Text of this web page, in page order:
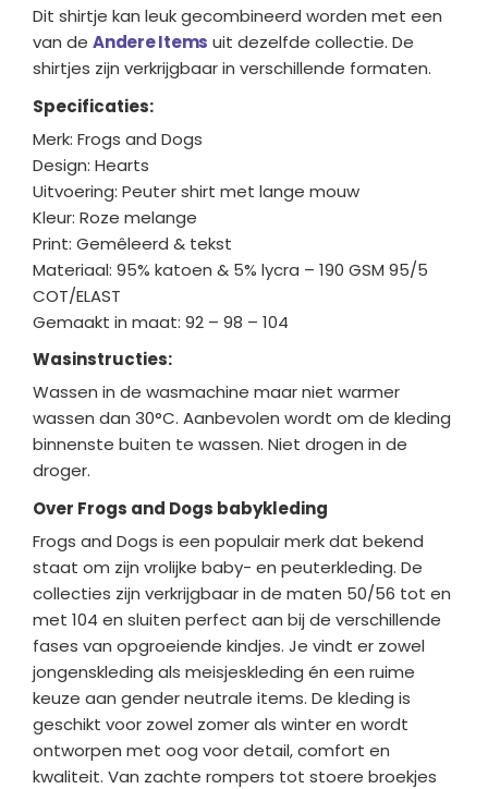
Dit shirtje kan leuk gecombineerd worden met een
van de Andere Items uit dezelfde collectie. De
shirtjes zijn verkrijgbaar in verschillende formaten.
Specificaties:
Merk: Frogs and Dogs
Design: Hearts
Uitvoering: Peuter shirt met lange mouw
Kleur: Roze melange
Print: Gemêleerd & tekst
Materiaal: 95% katoen & 5% lycra – 190 GSM 95/5
COT/ELAST
Gemaakt in maat: 92 – 98 – 104
Wasinstructies:
Wassen in de wasmachine maar niet warmer
wassen dan 30°C. Aanbevolen wordt om de kleding
binnenste buiten te wassen. Niet drogen in de
droger.
Over Frogs and Dogs babykleding
Frogs and Dogs is een populair merk dat bekend
staat om zijn vrolijke baby- en peuterkleding. De
collecties zijn verkrijgbaar in de maten 50/56 tot en
met 104 en sluiten perfect aan bij de verschillende
fases van opgroeiende kindjes. Je vindt er zowel
jongenskleding als meisjeskleding én een ruime
keuze aan gender neutrale items. De kleding is
geschikt voor zowel zomer als winter en wordt
ontworpen met oog voor detail, comfort en
kwaliteit. Van zachte rompers tot stoere broekjes